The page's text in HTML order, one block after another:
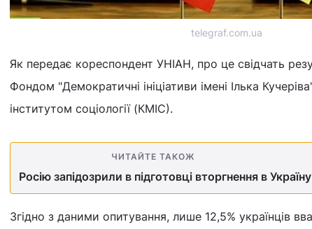
telegraf.com.ua
Як передає кореспондент УНІАН, про це свідчать
Фондом "Демократичні ініціативи імені Ілька
інститутом соціології (КМІС).
ЧИТАЙТЕ ТАКОЖ
Росію запідозрили в підготовці вторгнення в
Згідно з даними опитування, лише 12,5% українців